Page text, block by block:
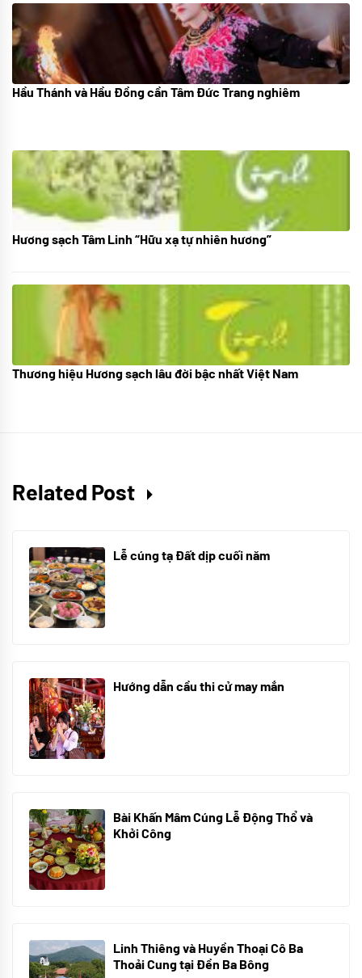
05/07/2024
Hầu Thánh và Hầu Đồng cần Tâm Đức Trang nghiêm
28/10/2025
Hương sạch Tâm Linh “Hữu xạ tự nhiên hương”
18/10/2025
Thương hiệu Hương sạch lâu đời bậc nhất Việt Nam
Related Post
Lễ cúng tạ Đất dịp cuối năm
Hướng dẫn cầu thi cử may mắn
Bài Khấn Mâm Cúng Lễ Động Thổ và
Khởi Công
Linh Thiêng và Huyền Thoại Cô Ba
Thoải Cung tại Đền Ba Bông